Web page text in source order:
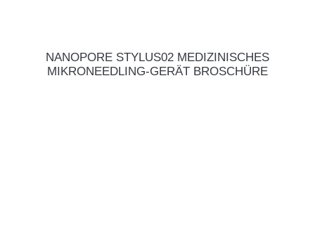
NANOPORE STYLUS02 MEDIZINISCHES
MIKRONEEDLING-GERÄT BROSCHÜRE